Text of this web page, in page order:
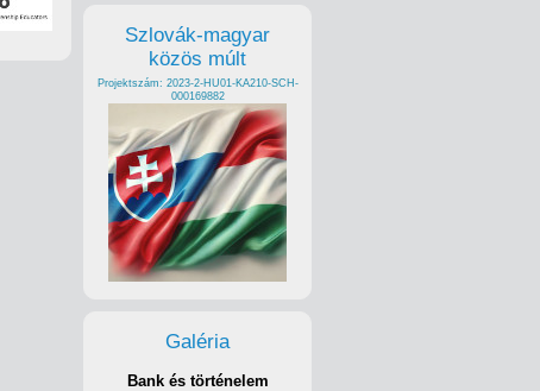
Szlovák-magyar
közös múlt
Projektszám: 2023-2-HU01-KA210-SCH-
000169882
Galéria
Bank és történelem